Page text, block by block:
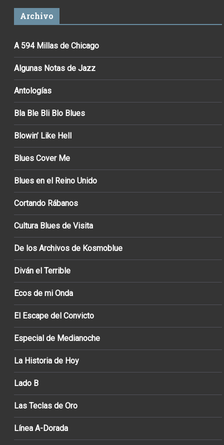
Archivo
A 594 Millas de Chicago
Algunas Notas de Jazz
Antologías
Bla Ble Bli Blo Blues
Blowin’ Like Hell
Blues Cover Me
Blues en el Reino Unido
Cortando Rábanos
Cultura Blues de Visita
De los Archivos de Kosmoblue
Diván el Terrible
Ecos de mi Onda
El Escape del Convicto
Especial de Medianoche
La Historia de Hoy
Lado B
Las Teclas de Oro
Línea A-Dorada